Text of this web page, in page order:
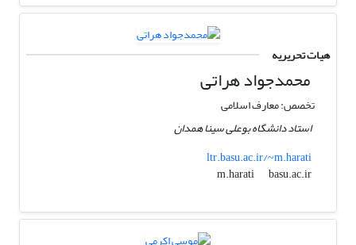
هیات تحریریه
محمدجواد هراتی
تخصص: معارف اسلامی
استاد دانشگاه بوعلی سینا همدان
ltr.basu.ac.ir/~m.harati
m.harati
basu.ac.ir